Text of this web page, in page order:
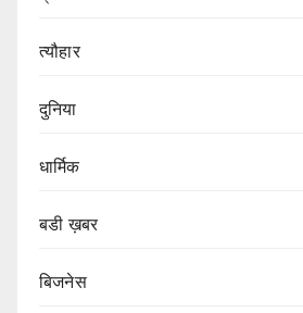
त्यौहार
दुनिया
धार्मिक
बडी ख़बर
बिजनेस